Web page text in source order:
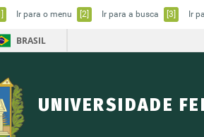
Ir para o menu [2] Ir para a busca [3] Ir
BRASIL
UNIVERSIDADE